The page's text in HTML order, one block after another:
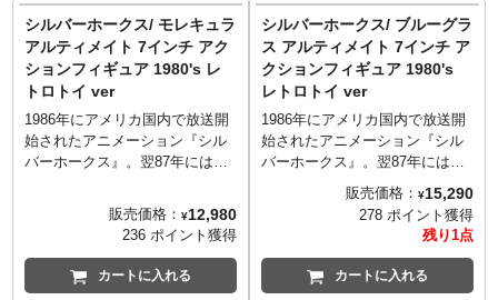
多少の傷やダメージがある場合
もございます。
© 2024 Amazon Content
Services LLC and A24 Films
LLC.
約13センチで立体化。ポップな
カラーリングもインパクト大で
す！こちらは、ラジオデーモン
の悪名を持つ人気キャラクタ
ー、赤ずくめの紳士姿をした謎
の男「アラスター」。
※画像はCGイメージとなりま
す。
納での入荷となる場合がござい
ます。またパッケージは輸送用
となりますため、パッケージに
多少の傷やダメージがある場合
ュアファンにはたまらない、
『シルバーホークス』フィギュ
アがスーパー7の手によって現代
にカムバックします！
モン・スターの手下で、巨大な
音叉を持つウィンドハンマー
が、当時「ケナー社によるフィ
ギュア化」されたTOYからイン
ッシュアップ。懐かしい1980年
代のTOYスタイルとしてアレン
ジされた、オールド感がたまら
ないカラーも注目です。
公式でオープニングが公開され
シルバーホークス/ モレキュラ
アルティメイト 7インチ アク
ションフィギュア 1980's レ
トロトイ ver
1986年にアメリカ国内で放送開
始されたアニメーション『シル
バーホークス』。翌87年には
で知られるケナー社によってフ
ィギュア化され、日本未放送な
がらも、その存在を「フィギュ
ア」を通じて知られる作品でも
あります。そんな80年代フィギ
販売価格： ¥12,980
236 ポイント獲得
カートに入れる
シルバーホークス/ ブルーグラ
ス アルティメイト 7インチ ア
クションフィギュア 1980's
レトロトイ ver
1986年にアメリカ国内で放送開
始されたアニメーション『シル
バーホークス』。翌87年には
『スターウォーズ』フィギュア
で知られるケナー社によってフ
ィギュア化され、日本未放送な
がらも、その存在を「フィギュ
ア」を通じて知られる作品でも
あります。そんな80年代フィギ
販売価格： ¥15,290
278 ポイント獲得
残り1点
カートに入れる